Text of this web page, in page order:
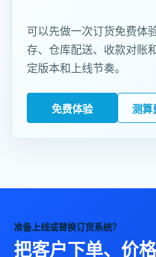
可以先做一次订货免费体
存、仓库配送、收款对账
定版本和上线节奏。
免费体验 测算
准备上线或替换订货系统？
把客户下单、价